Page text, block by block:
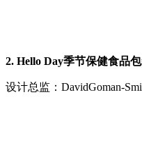
2. Hello Day季节保健食品包
设计总监：DavidGoman-